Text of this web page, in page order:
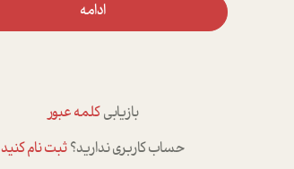
ادامه
بازیابیکلمه عبور
حساب کاربری ندارید؟ثبت نام کنید